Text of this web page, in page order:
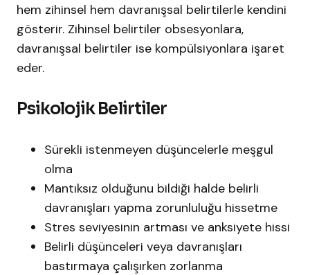
hem zihinsel hem davranışsal belirtilerle kendini
gösterir. Zihinsel belirtiler obsesyonlara,
davranışsal belirtiler ise kompülsiyonlara işaret
eder.
Psikolojik Belirtiler
Sürekli istenmeyen düşüncelerle meşgul
olma
Mantıksız olduğunu bildiği halde belirli
davranışları yapma zorunluluğu hissetme
Stres seviyesinin artması ve anksiyete hissi
Belirli düşünceleri veya davranışları
bastırmaya çalışırken zorlanma